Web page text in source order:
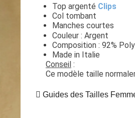
Top argenté Clips
Col tombant
Manches courtes
Couleur : Argent
Composition : 92%
Made in Italie
Conseil :
Ce modèle taille
Guides des Tailles